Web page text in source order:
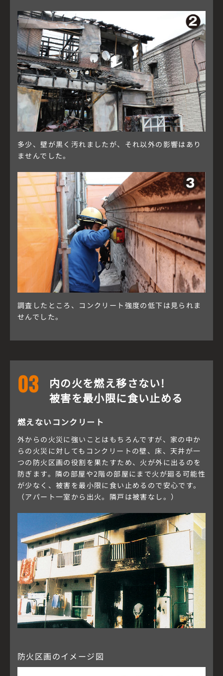
多少、壁が黒く汚れましたが、それ以外の影響はあり
ませんでした。
調査したところ、コンクリート強度の低下は見られま
せんでした。
03
内の火を燃え移さない!
被害を最小限に食い止める
燃えないコンクリート
外からの火災に強いことはもちろんですが、家の中か
らの火災に対してもコンクリートの壁、床、天井が一
つの防火区画の役割を果たすため、火が外に出るのを
防ぎます。隣の部屋や2階の部屋にまで火が廻る可能性
が少なく、被害を最小限に食い止めるので安心です。
（アパート一室から出火。隣戸は被害なし。）
防火区画のイメージ図